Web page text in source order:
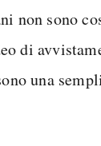
non sono
di
una